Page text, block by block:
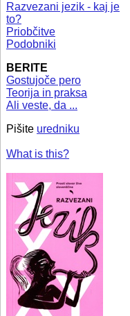
Razvezani jezik - kaj je
to?
Priobčitve
Podobniki
BERITE
Gostujoče pero
Teorija in praksa
Ali veste, da ...
Pišite uredniku
What is this?